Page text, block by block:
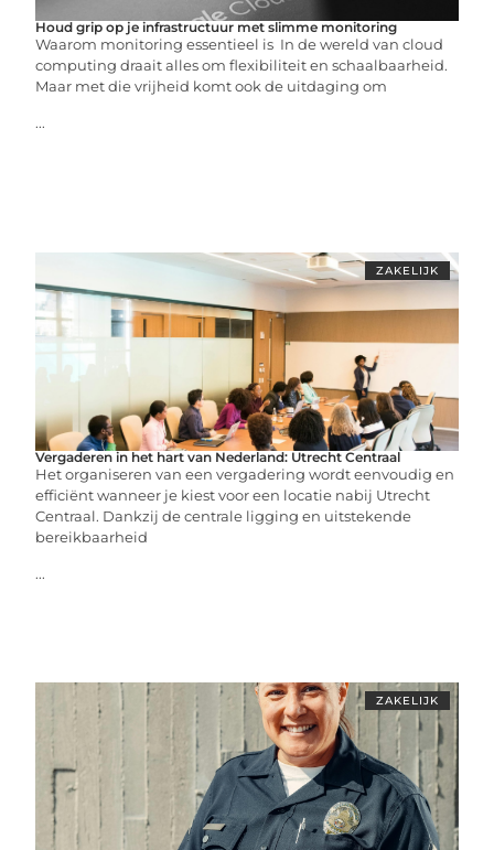
Houd grip op je infrastructuur met slimme monitoring
Waarom monitoring essentieel is In de wereld van cloud
computing draait alles om flexibiliteit en schaalbaarheid.
Maar met die vrijheid komt ook de uitdaging om
...
ZAKELIJK
Vergaderen in het hart van Nederland: Utrecht Centraal
Het organiseren van een vergadering wordt eenvoudig en
efficiënt wanneer je kiest voor een locatie nabij Utrecht
Centraal. Dankzij de centrale ligging en uitstekende
bereikbaarheid
...
ZAKELIJK